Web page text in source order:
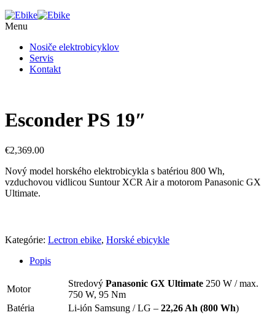
Menu
Nosiče elektrobicyklov
Servis
Kontakt
Esconder PS 19″
€2,369.00
Nový model horského elektrobicykla s batériou 800 Wh,
vzduchovou vidlicou Suntour XCR Air a motorom Panasonic GX
Ultimate.
Kategórie: Lectron ebike, Horské ebicykle
Popis
Motor
Stredový Panasonic GX Ultimate 250 W / max.
750 W, 95 Nm
Batéria
Li-ión Samsung / LG – 22,26 Ah (800 Wh)